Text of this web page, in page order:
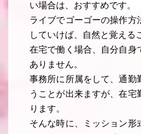
い場合は、おすすめです。
ライブでゴーゴーの操作方
していけば、自然と覚える
在宅で働く場合、自分自身
ありません。
事務所に所属をして、通勤
うことが出来ますが、在宅
ります。
そんな時に、ミッション形